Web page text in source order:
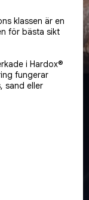
klassen är en
för bästa sikt
i Hardox®
fungerar
sand eller